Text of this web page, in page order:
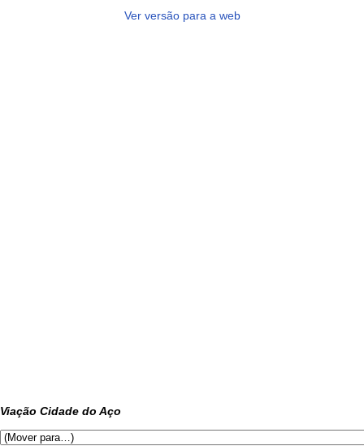
Ver versão para a web
Viação Cidade do Aço